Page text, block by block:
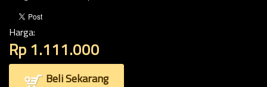
Harga:
Rp 1.111.000
Beli Sekarang